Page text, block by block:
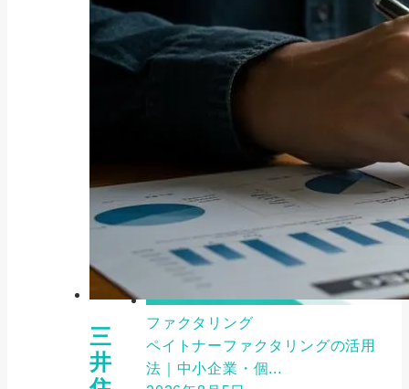
三
井
ファクタリング
ペイトナーファクタリングの活用
法｜中小企業・個...